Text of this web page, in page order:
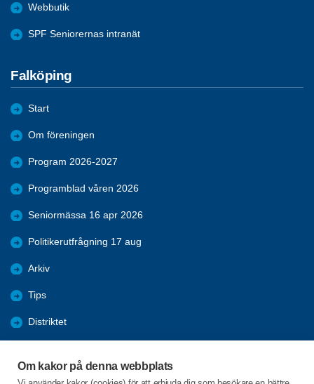
Om kakor på denna webbplats
Webbutik
SPF Seniorernas intranät
Falköping
Start
Om föreningen
Program 2026-2027
Programblad våren 2026
Seniormässa 16 apr 2026
Politikerutfrågning 17 aug
Arkiv
Tips
Distriktet
Bli medlem